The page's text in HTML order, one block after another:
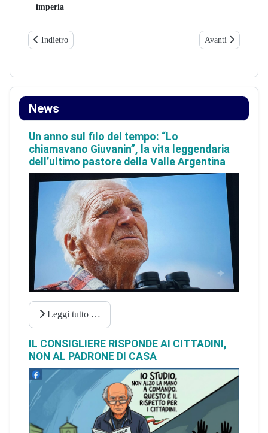
imperia
Articolo precedente: La transumanza è patrimonio culturale
Indietro Articolo
Avanti
News
Un anno sul filo del tempo: “Lo
chiamavano Giuvanin”, la vita leggendaria
dell’ultimo pastore della Valle Argentina
Leggi tutto …
IL CONSIGLIERE RISPONDE AI CITTADINI,
NON AL PADRONE DI CASA